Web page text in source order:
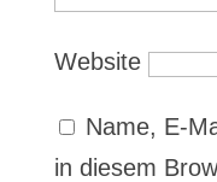
Website
Name, E-
in diesem